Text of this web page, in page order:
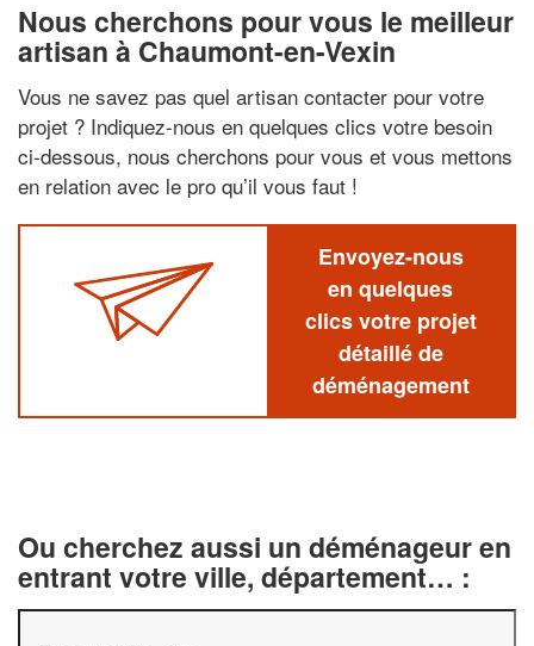
Nous cherchons pour vous le meilleur
artisan à Chaumont-en-Vexin
Vous ne savez pas quel artisan contacter pour votre
projet ? Indiquez-nous en quelques clics votre besoin
ci-dessous, nous cherchons pour vous et vous mettons
en relation avec le pro qu’il vous faut !
Envoyez-nous
en quelques
clics votre projet
détaillé de
déménagement
Ou cherchez aussi un déménageur en
entrant votre ville, département… :